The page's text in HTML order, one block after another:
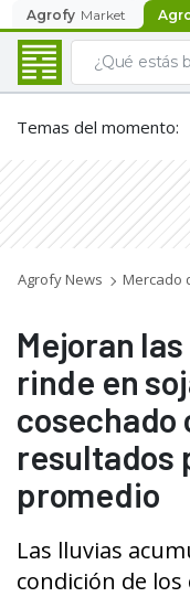
Agrofy Market
Temas del momento:
Agrofy News Mercado
Mejoran
rinde en
cosechado
resultados
promedio
Las lluvias
condición de